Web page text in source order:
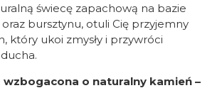
świecę zapachową na bazie
bursztynu, otuli Cię przyjemny
który ukoi zmysły i przywróci
wzbogacona o naturalny kamień –